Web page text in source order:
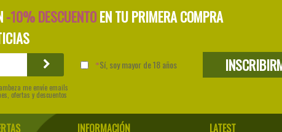
-10% DESCUENTOEN TU PRIMERA COMPRA
Sí, soy mayor de 18 años
me envíe emails
ofertas y descuentos
INFORMACIÓN LATEST